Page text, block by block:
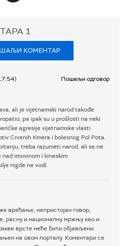
1
КОМЕНТАР
Пошаљи одговор
ali je vijetnamski narod takođe
pa ipak su u prošlosti na neki
agresije vijetnamske vlasti
Crvenih Kmera i bolesnog Pol Pota.
treba razumeti narod, ali se ne
imovinom i kineskim
nigde ne vodi.
вређање, непристојан говор,
расну и националну мржњу као и
врсте неће бити објављени.
на овом порталу. Коментари се